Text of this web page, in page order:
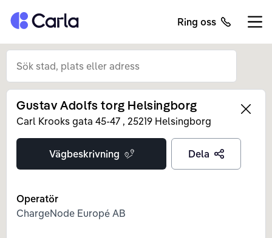
Tillbaka till startsidan Ring oss
Left
Gustav Adolfs torg Helsingborg
Carl Krooks gata 45-47 , 25219 Helsingborg
Vägbeskrivning Dela
Operatör
ChargeNode Europé AB